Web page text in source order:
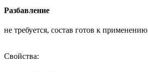
Разбавление
не требуется, состав готов к применению
Свойства: